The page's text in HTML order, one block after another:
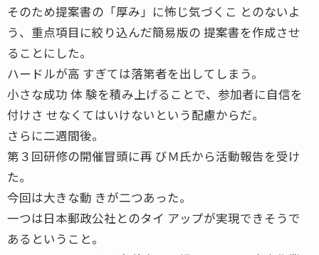
そのため提案書の「厚み」に怖じ気づくこ とのないよ
う、重点項目に絞り込んだ簡易版の 提案書を作成させ
ることにした。
ハードルが高 すぎては落第者を出してしまう。
小さな成功 体 験を積み上げることで、参加者に自信を
付けさ せなくてはいけないという配慮からだ。
さらに二週間後。
第３回研修の開催冒頭に再 びＭ氏から活動報告を受け
た。
今回は大きな動 きが二つあった。
一つは日本郵政公社とのタイ アップが実現できそうで
あるということ。